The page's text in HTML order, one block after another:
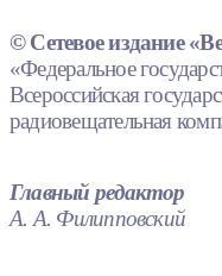
© Сетевое издание
«Федеральное
Всероссийская
радиовещательная
Главный редактор
А. А. Филипповский